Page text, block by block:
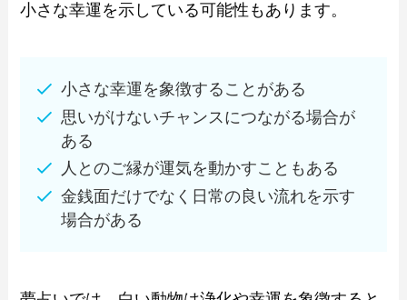
小さな幸運を示している可能性もあります。
小さな幸運を象徴することがある
思いがけないチャンスにつながる場合が
ある
人とのご縁が運気を動かすこともある
金銭面だけでなく日常の良い流れを示す
場合がある